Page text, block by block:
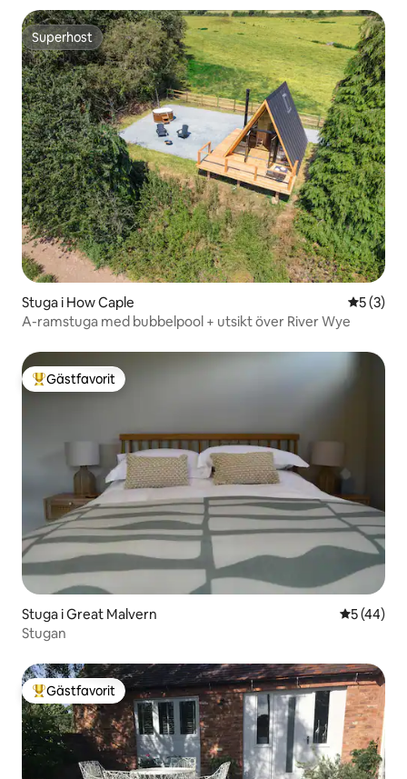
Superhost
Superhost
Stuga i How Caple 5 av 5 i
5 (3)
A-ramstuga med bubbelpool + utsikt över River Wye
Populär gästfavorit
Gästfavorit
Stuga i Great Malvern 5 av 5 i
5 (44)
Stugan
Populär gästfavorit
Gästfavorit